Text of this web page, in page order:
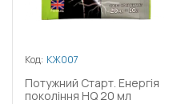
Код: КЖ007
Потужний Старт. Енергія
покоління HQ 20 мл